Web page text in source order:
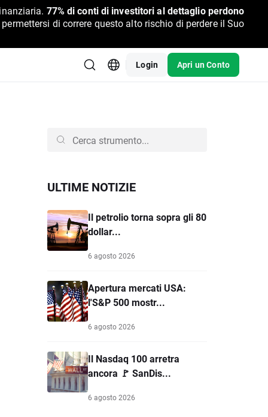
77% di conti di investitori al dettaglio perdono
di correre questo alto rischio di perdere il Suo
Login Apri un Conto
ULTIME NOTIZIE
Il petrolio torna sopra gli 80
dollar...
6 agosto 2026
Apertura mercati USA:
l'S&P 500 mostr...
6 agosto 2026
Il Nasdaq 100 arretra
ancora 🚩 SanDis...
6 agosto 2026